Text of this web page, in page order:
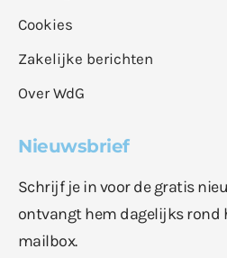
Cookies
Zakelijke berichten
Over WdG
Nieuwsbrief
Schrijf je in voor de gratis
ontvangt hem dagelijks rond
mailbox.